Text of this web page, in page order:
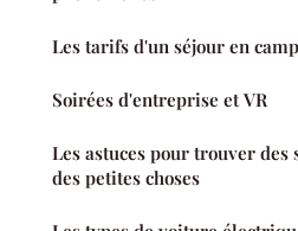
Les tarifs d'un séjour en
Soirées d'entreprise et VR
Les astuces pour trouver des
des petites choses